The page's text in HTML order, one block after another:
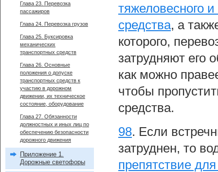
тяжеловесного и
средства, а
которого,
затрудняют его
как можно
чтобы
средства.
98. Если
затруднен, то
препятствие
Глава 23. Перевозка
пассажиров
Глава 24. Перевозка грузов
Глава 25. Буксировка
механических
транспортных средств
Глава 26. Основные
положения о допуске
транспортных средств к
участию в дорожном
движении, их техническое
состояние, оборудование
Глава 27. Обязанности
должностных и иных лиц по
обеспечению безопасности
дорожного движения
Приложение 1.
Дорожные светофоры